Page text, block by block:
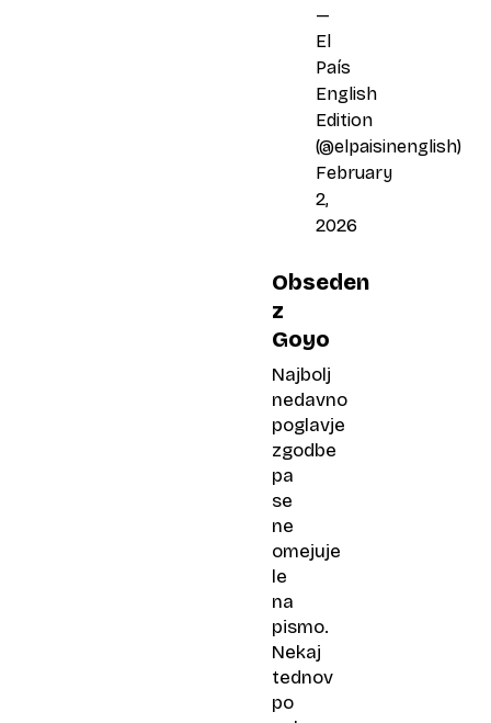
—
El
País
English
Edition
(@elpaisinenglish)
February
2,
2026
Obseden
z
Goyo
Najbolj
nedavno
poglavje
zgodbe
pa
se
ne
omejuje
le
na
pismo.
Nekaj
tednov
po